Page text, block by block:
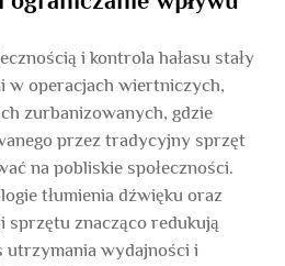
i kontrola hałasu stały
w operacjach wiertniczych,
zurbanizowanych, gdzie
przez tradycyjny sprzęt
na pobliskie społeczności.
tłumienia dźwięku oraz
sprzętu znacząco redukują
utrzymania wydajności i